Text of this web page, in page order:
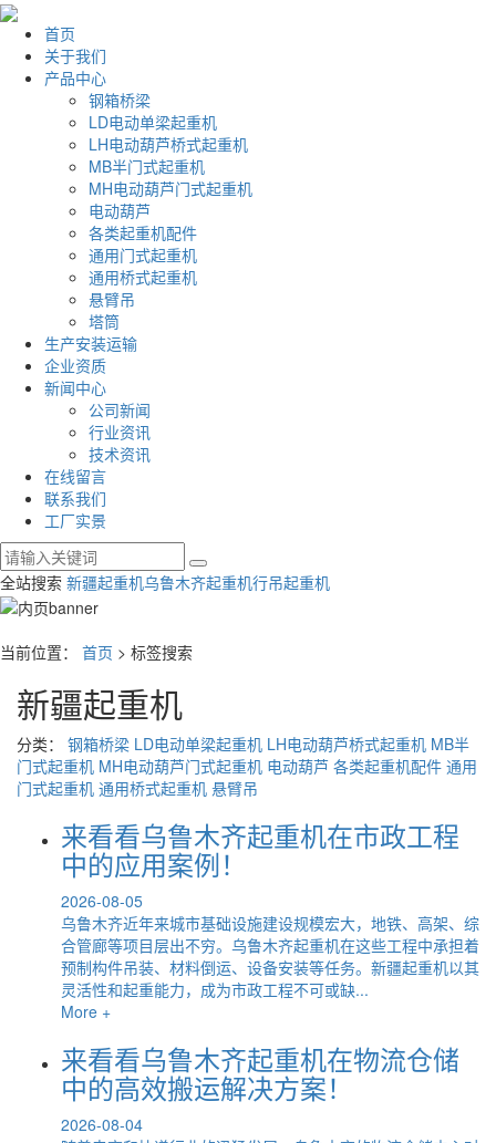
首页
关于我们
产品中心
钢箱桥梁
LD电动单梁起重机
LH电动葫芦桥式起重机
MB半门式起重机
MH电动葫芦门式起重机
电动葫芦
各类起重机配件
通用门式起重机
通用桥式起重机
悬臂吊
塔筒
生产安装运输
企业资质
新闻中心
公司新闻
行业资讯
技术资讯
在线留言
联系我们
工厂实景
全站搜索 新疆起重机乌鲁木齐起重机行吊起重机
当前位置： 首页 > 标签搜索
新疆起重机
分类： 钢箱桥梁 LD电动单梁起重机 LH电动葫芦桥式起重机 MB半
门式起重机 MH电动葫芦门式起重机 电动葫芦 各类起重机配件 通用
门式起重机 通用桥式起重机 悬臂吊
来看看乌鲁木齐起重机在市政工程
中的应用案例！
2026-08-05
乌鲁木齐近年来城市基础设施建设规模宏大，地铁、高架、综
合管廊等项目层出不穷。乌鲁木齐起重机在这些工程中承担着
预制构件吊装、材料倒运、设备安装等任务。新疆起重机以其
灵活性和起重能力，成为市政工程不可或缺...
More +
来看看乌鲁木齐起重机在物流仓储
中的高效搬运解决方案！
2026-08-04